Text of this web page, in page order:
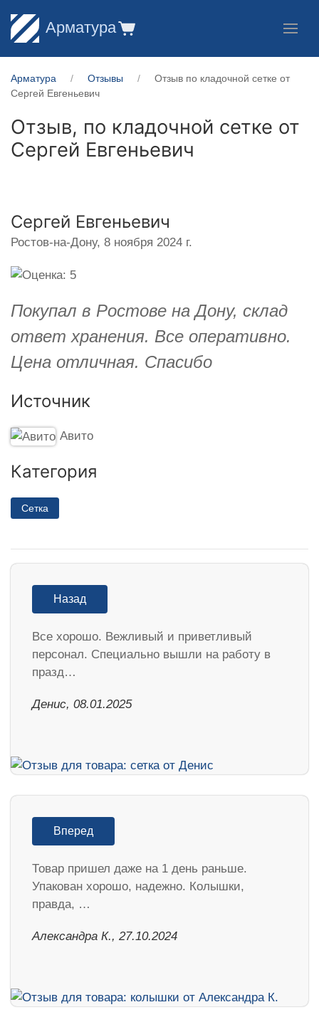
Арматура
Арматура Отзывы
Отзыв по кладочной сетке от
Сергей Евгеньевич
Отзыв, по кладочной сетке от
Сергей Евгеньевич
Сергей Евгеньевич
Ростов-на-Дону, 8 ноября 2024 г.
Покупал в Ростове на Дону, склад
ответ хранения. Все оперативно.
Цена отличная. Спасибо
Источник
Авито
Категория
Сетка
Назад
Все хорошо. Вежливый и приветливый
персонал. Специально вышли на работу в
празд…
Денис, 08.01.2025
Вперед
Товар пришел даже на 1 день раньше.
Упакован хорошо, надежно. Колышки,
правда, …
Александра К., 27.10.2024